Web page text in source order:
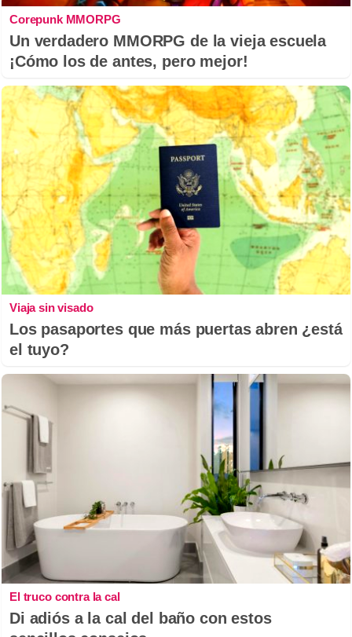
Corepunk MMORPG
Un verdadero MMORPG de la vieja escuela
¡Cómo los de antes, pero mejor!
Viaja sin visado
Los pasaportes que más puertas abren ¿está
el tuyo?
El truco contra la cal
Di adiós a la cal del baño con estos